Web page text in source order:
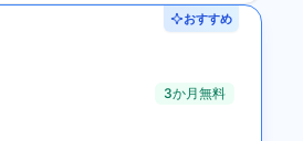
おすすめ
3か月無料